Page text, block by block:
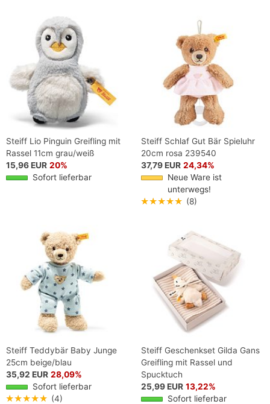
Steiff Lio Pinguin Greifling mit
Rassel 11cm grau/weiß
15,96 EUR 20%
Sofort lieferbar
Steiff Schlaf Gut Bär Spieluhr
20cm rosa 239540
37,79 EUR 24,34%
Neue Ware ist
unterwegs!
★★★★★ (8)
Steiff Teddybär Baby Junge
25cm beige/blau
35,92 EUR 28,09%
Sofort lieferbar
★★★★★ (4)
Steiff Geschenkset Gilda Gans
Greifling mit Rassel und
Spucktuch
25,99 EUR 13,22%
Sofort lieferbar